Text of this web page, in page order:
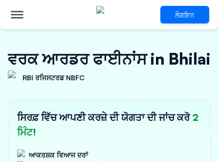
ਲੌਗਇਨ
ਵਰਕ ਆਰਡਰ ਫਾਈਨਾਂਸ in Bhilai
RBI ਰਜਿਸਟਰਡ NBFC
ਸਿਰਫ਼ ਵਿੱਚ ਆਪਣੀ ਕਰਜ਼ੇ ਦੀ ਯੋਗਤਾ ਦੀ ਜਾਂਚ ਕਰੋ2
ਮਿੰਟ!
ਆਕਰਸ਼ਕ ਵਿਆਜ ਦਰਾਂ